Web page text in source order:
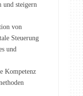
steigern
von
Steuerung
und
Kompetenz